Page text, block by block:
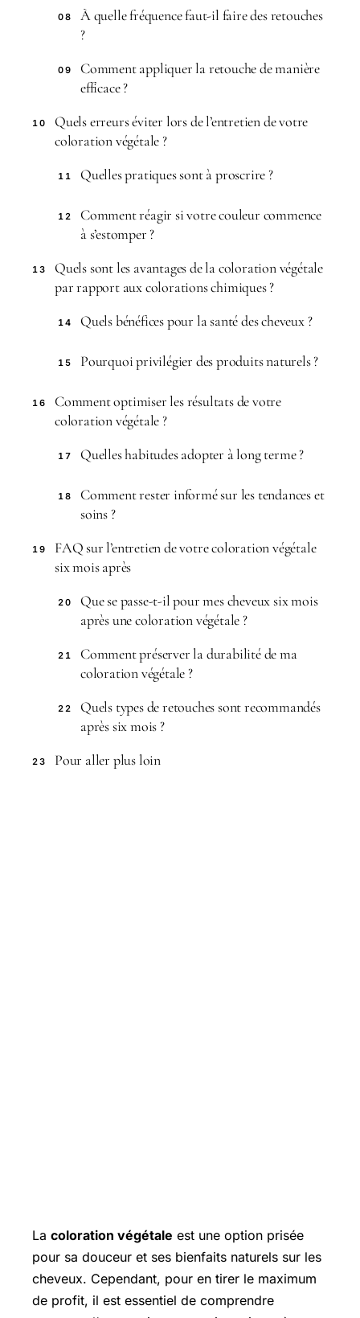
08
À quelle fréquence faut-il faire des retouches
?
09
Comment appliquer la retouche de manière
efficace ?
10
Quels erreurs éviter lors de l’entretien de votre
coloration végétale ?
11 Quelles pratiques sont à proscrire ?
12
Comment réagir si votre couleur commence
à s’estomper ?
13
Quels sont les avantages de la coloration végétale
par rapport aux colorations chimiques ?
14 Quels bénéfices pour la santé des cheveux ?
15 Pourquoi privilégier des produits naturels ?
16
Comment optimiser les résultats de votre
coloration végétale ?
17 Quelles habitudes adopter à long terme ?
18
Comment rester informé sur les tendances et
soins ?
19
FAQ sur l’entretien de votre coloration végétale
six mois après
20
Que se passe-t-il pour mes cheveux six mois
après une coloration végétale ?
21
Comment préserver la durabilité de ma
coloration végétale ?
22
Quels types de retouches sont recommandés
après six mois ?
23 Pour aller plus loin
La coloration végétale est une option prisée
pour sa douceur et ses bienfaits naturels sur les
cheveux. Cependant, pour en tirer le maximum
de profit, il est essentiel de comprendre